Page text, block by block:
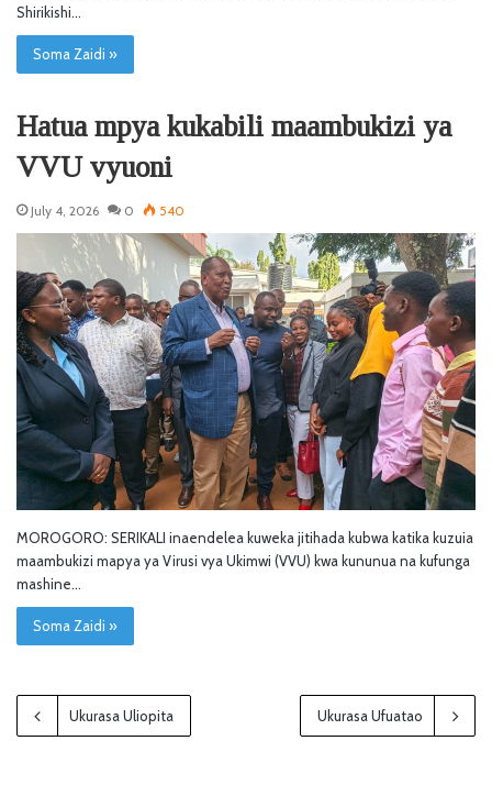
Shirikishi…
Soma Zaidi »
Hatua mpya kukabili maambukizi ya
VVU vyuoni
July 4, 2026 0 540
MOROGORO: SERIKALI inaendelea kuweka jitihada kubwa katika kuzuia
maambukizi mapya ya Virusi vya Ukimwi (VVU) kwa kununua na kufunga
mashine…
Soma Zaidi »
Ukurasa Uliopita Ukurasa Ufuatao